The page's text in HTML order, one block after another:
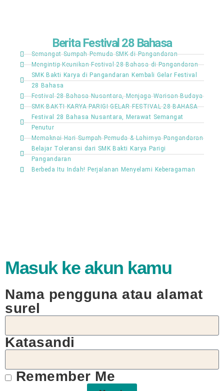
Berita Festival 28 Bahasa
Semangat Sumpah Pemuda SMK di Pangandaran
Mengintip Keunikan Festival 28 Bahasa di Pangandaran
SMK Bakti Karya di Pangandaran Kembali Gelar Festival
28 Bahasa
Festival 28 Bahasa Nusantara, Menjaga Warisan Budaya
SMK BAKTI KARYA PARIGI GELAR FESTIVAL 28 BAHASA
Festival 28 Bahasa Nusantara, Merawat Semangat
Penutur
Memaknai Hari Sumpah Pemuda & Lahirnya Pangandaran
Belajar Toleransi dari SMK Bakti Karya Parigi
Pangandaran
Berbeda Itu Indah! Perjalanan Menyelami Keberagaman
Masuk ke akun kamu
Nama pengguna atau alamat
surel
Katasandi
Remember Me